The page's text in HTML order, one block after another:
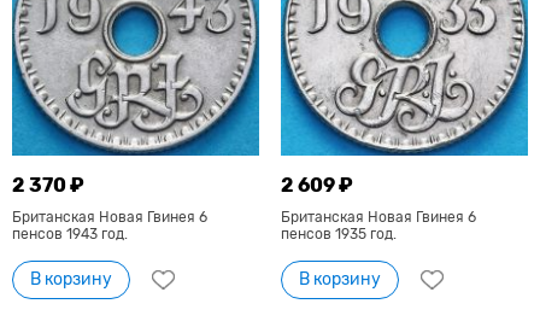
2 370 ₽
Британская Новая Гвинея 6
пенсов 1943 год.
В корзину
2 609 ₽
Британская Новая Гвинея 6
пенсов 1935 год.
В корзину